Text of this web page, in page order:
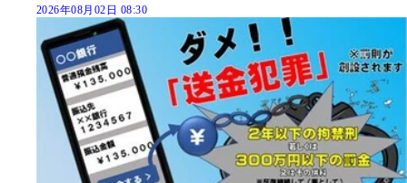
2026年08月02日 08:30